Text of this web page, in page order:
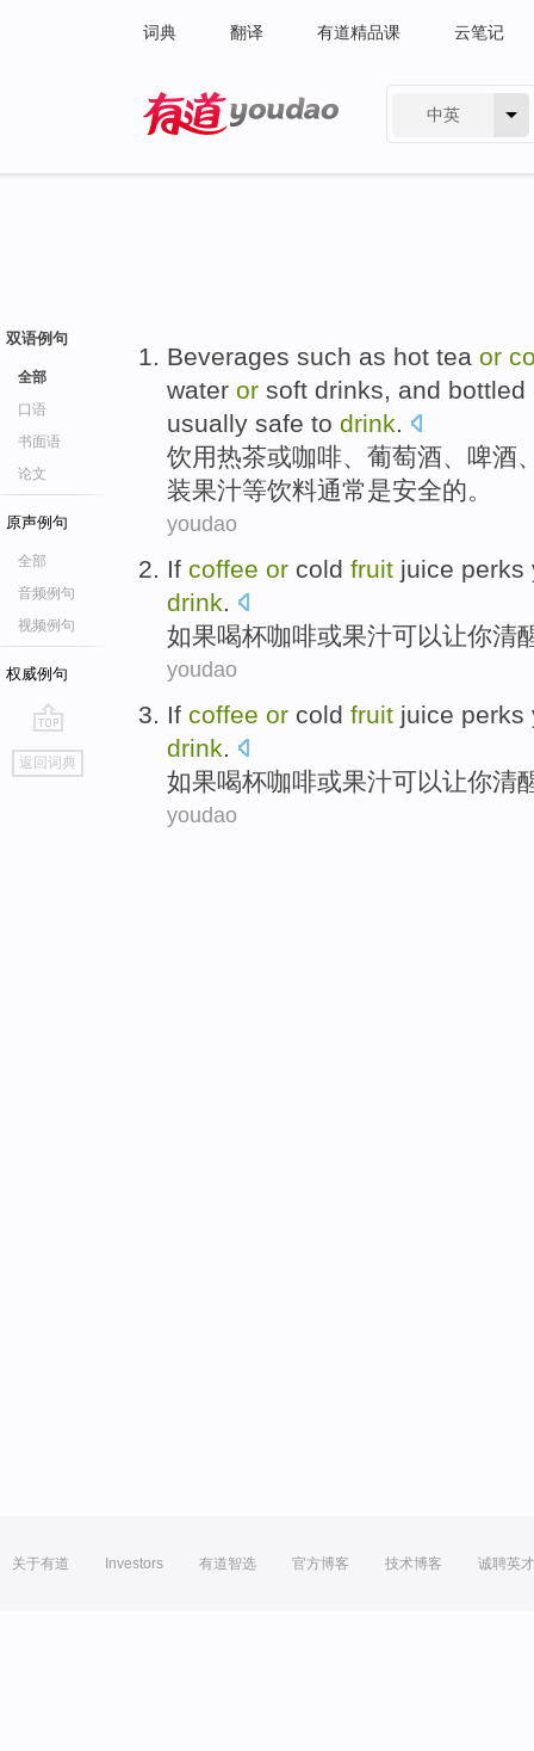
词典 翻译 有道精品课 云笔记
中英
双语例句
全部
口语
书面语
论文
原声例句
全部
音频例句
视频例句
权威例句
go
top
返回词典
Beverages such as hot tea or
water or soft drinks, and bottled
usually safe to drink.
饮用热茶或咖啡、 葡萄酒、 啤酒
装果汁等饮料通常是安全的。
youdao
If coffee or cold fruit juice perks
drink.
如果喝杯咖啡或果汁可以让你清
youdao
If coffee or cold fruit juice perks
drink
如果喝杯咖啡或果汁可以让你清
youdao
关于有道 Investors 有道智选 官方博客 技术博客 诚聘英才